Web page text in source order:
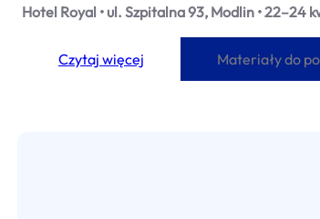
Hotel Royal • ul. Szpitalna 93, Modlin • 22–24
Czytaj więcej Materiały do